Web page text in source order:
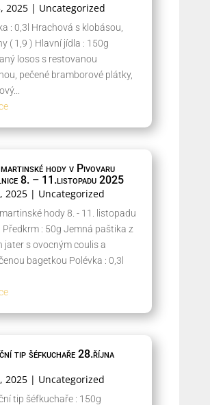
2025| Uncategorized
: 0,3l Hrachová s klobásou,
( 1,9 ) Hlavní jídla : 150g
losos s restovanou
pečené bramborové plátky,
hody v Pivovaru
8. – 11.listopadu 2025
2025| Uncategorized
hody 8. - 11. listopadu
Předkrm : 50g Jemná paštika z
jater s ovocným coulis a
bagetkou Polévka : 0,3l
tip šéfkuchaře 28.října
2025| Uncategorized
tip šéfkuchaře : 150g